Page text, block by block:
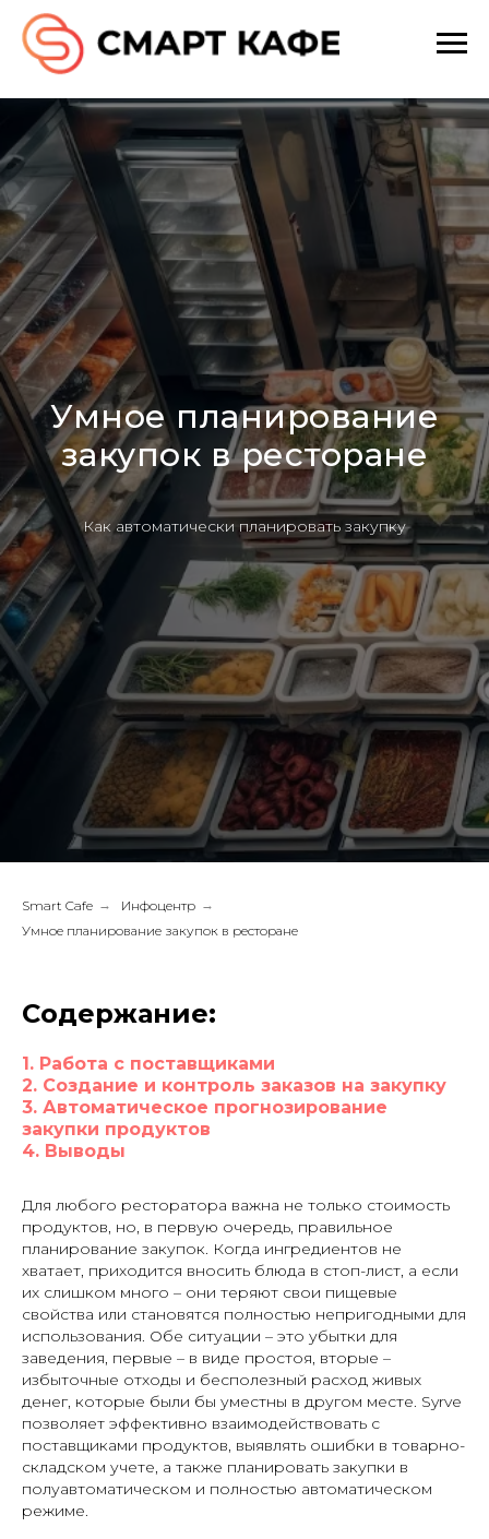
Умное планирование
закупок в ресторане
Как автоматически планировать закупку
Smart Cafe → Инфоцентр →
Умное планирование закупок в ресторане
Содержание:
1. Работа с поставщиками
2. Создание и контроль заказов на закупку
3. Автоматическое прогнозирование
закупки продуктов
4. Выводы
Для любого ресторатора важна не только стоимость
продуктов, но, в первую очередь, правильное
планирование закупок. Когда ингредиентов не
хватает, приходится вносить блюда в стоп-лист, а если
их слишком много – они теряют свои пищевые
свойства или становятся полностью непригодными для
использования. Обе ситуации – это убытки для
заведения, первые – в виде простоя, вторые –
избыточные отходы и бесполезный расход живых
денег, которые были бы уместны в другом месте. Syrve
позволяет эффективно взаимодействовать с
поставщиками продуктов, выявлять ошибки в товарно-
складском учете, а также планировать закупки в
полуавтоматическом и полностью автоматическом
режиме.